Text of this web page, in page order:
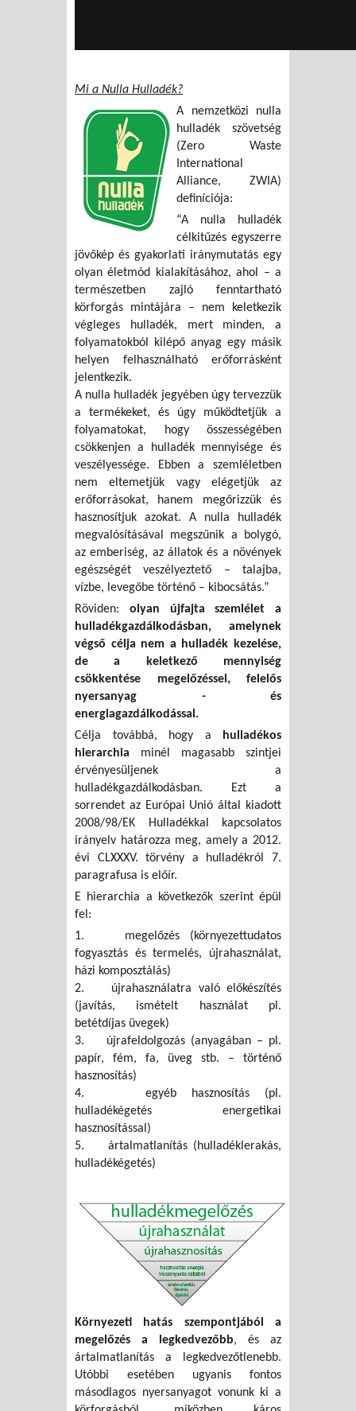
Mi a Nulla Hulladék?
A nemzetközi nulla
hulladék szövetség
(Zero Waste
International
Alliance, ZWIA)
definíciója:
“A nulla hulladék
célkitűzés egyszerre
jövőkép és gyakorlati iránymutatás egy
olyan életmód kialakításához, ahol – a
természetben zajló fenntartható
körforgás mintájára – nem keletkezik
végleges hulladék, mert minden, a
folyamatokból kilépő anyag egy másik
helyen felhasználható erőforrásként
jelentkezik.
A nulla hulladék jegyében úgy tervezzük
a termékeket, és úgy működtetjük a
folyamatokat, hogy összességében
csökkenjen a hulladék mennyisége és
veszélyessége. Ebben a szemléletben
nem eltemetjük vagy elégetjük az
erőforrásokat, hanem megőrizzük és
hasznosítjuk azokat. A nulla hulladék
megvalósításával megszűnik a bolygó,
az emberiség, az állatok és a növények
egészségét veszélyeztető – talajba,
vízbe, levegőbe történő – kibocsátás.”
Röviden: olyan újfajta szemlélet a
hulladékgazdálkodásban, amelynek
végső célja nem a hulladék kezelése,
de a keletkező mennyiség
csökkentése megelőzéssel, felelős
nyersanyag - és
energiagazdálkodással.
Célja továbbá, hogy a
hulladékos
hierarchia minél magasabb szintjei
érvényesüljenek a
hulladékgazdálkodásban. Ezt a
sorrendet az Európai Unió által kiadott
2008/98/EK Hulladékkal kapcsolatos
irányelv határozza meg, amely a 2012.
évi CLXXXV. törvény a hulladékról 7.
paragrafusa is előír.
E hierarchia a következők szerint épül
fel:
1. megelőzés (környezettudatos
fogyasztás és termelés, újrahasználat,
házi komposztálás)
2. újrahasználatra való előkészítés
(javítás, ismételt használat pl.
betétdíjas üvegek)
3. újrafeldolgozás (anyagában – pl.
papír, fém, fa, üveg stb. – történő
hasznosítás)
4. egyéb hasznosítás (pl.
hulladékégetés energetikai
hasznosítással)
5. ártalmatlanítás (hulladéklerakás,
hulladékégetés)
Környezeti hatás szempontjából a
megelőzés a legkedvezőbb, és az
ártalmatlanítás a legkedvezőtlenebb.
Utóbbi esetében ugyanis fontos
másodlagos nyersanyagot vonunk ki a